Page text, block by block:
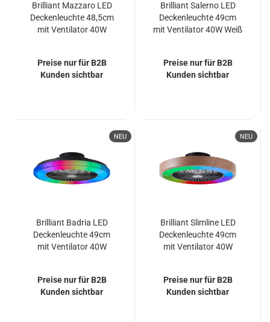
Brilliant Mazzaro LED
Deckenleuchte 48,5cm
mit Ventilator 40W
G93854/06
Preise nur für B2B
Kunden sichtbar
Brilliant Salerno LED
Deckenleuchte 49cm
mit Ventilator 40W Weiß
Preise nur für B2B
Kunden sichtbar
NEU
Brilliant Badria LED
Deckenleuchte 49cm
mit Ventilator 40W
G60040/06
Preise nur für B2B
Kunden sichtbar
NEU
Brilliant Slimline LED
Deckenleuchte 49cm
mit Ventilator 40W
Ventilator G60060/09
Preise nur für B2B
Kunden sichtbar